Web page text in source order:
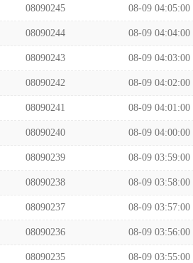
08090245 08-09 04:05:00
08090244 08-09 04:04:00
08090243 08-09 04:03:00
08090242 08-09 04:02:00
08090241 08-09 04:01:00
08090240 08-09 04:00:00
08090239 08-09 03:59:00
08090238 08-09 03:58:00
08090237 08-09 03:57:00
08090236 08-09 03:56:00
08090235 08-09 03:55:00